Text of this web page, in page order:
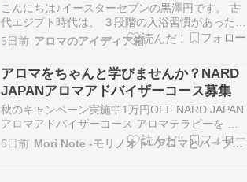
こんにちは♪イースターセブンの黒澤円です。 古
代エジプト時代は、 ３段階の入浴習慣があったん
です。 【冷水浴 ⇨ 微温湯浴 ⇨ 温水浴】 温水浴と
入浴後は香油でマッサージしていたそうです。 そ
して、阿部寛が登場するテルマエロマエの古代ロ
ーマ時代では発展系の５段階の入浴習慣になっ
た…
5日前 アロマのアイディア箱
アロマをちゃんと学びませんか？NARD
JAPANアロマアドバイザーコース募集
秋のキャンペーン実施中1万円OFF NARD JAPAN
アロマアドバイザーコース アロマテラピーを ち
ゃんと身につけたい そう思っている方に一番おす
すめしたいコースです。 植物は、なぜこの香りを
6日前 Mori Note -モリノオト- アロマとハーブのスクール